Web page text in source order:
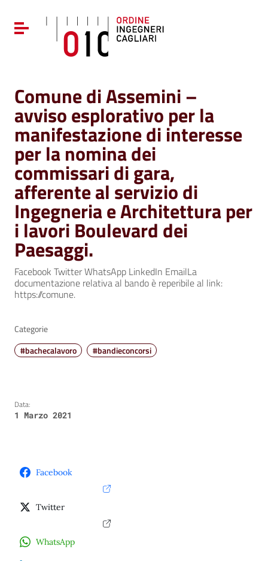
Vai al menu di navigazione
Vai al footer
Attiva / disattiva la navigazione
Comune di Assemini –
avviso esplorativo per la
manifestazione di interesse
per la nomina dei
commissari di gara,
afferente al servizio di
Ingegneria e Architettura per
i lavori Boulevard dei
Paesaggi.
Facebook Twitter WhatsApp LinkedIn EmailLa
documentazione relativa al bando è reperibile al link:
https://comune.
Categorie
#bachecalavoro
#bandieconcorsi
Data:
1 Marzo 2021
Facebook
Twitter
WhatsApp